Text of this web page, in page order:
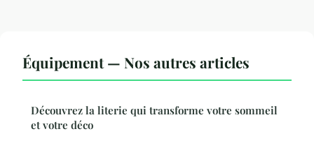
Équipement — Nos autres articles
Découvrez la literie qui transforme votre sommeil
et votre déco